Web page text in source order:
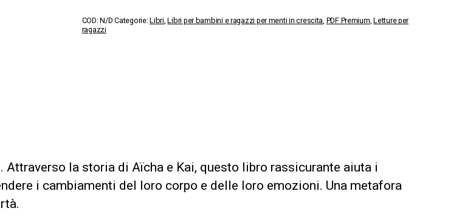
quantità
COD:N/D Categorie:Libri,Libri per bambini e ragazzi per menti in crescita, PDF Premium,Letture per
ragazzi
la storia di Aïcha e Kai, questo libro rassicurante aiuta i
i cambiamenti del loro corpo e delle loro emozioni. Una metafora